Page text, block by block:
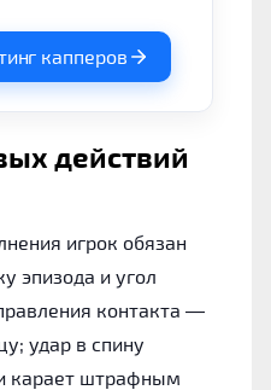
капперов
действий
игрок обязан
эпизода и угол
контакта —
удар в спину
карает штрафным